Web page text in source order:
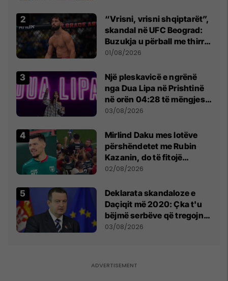
“Vrisni, vrisni shqiptarët”,
skandal në UFC Beograd:
Buzukja u përball me thirrje
anti-shqiptare nga
01/08/2026
Një pleskavicë e ngrënë
nga Dua Lipa në Prishtinë
në orën 04:28 të mëngjesit
- dhe bota digjitale serbe
03/08/2026
Mirlind Daku mes lotëve
përshëndetet me Rubin
Kazanin, do të fitojë
miliona te Spartak Moska
02/08/2026
​Deklarata skandaloze e
Daçiqit më 2020: Çka t'u
bëjmë serbëve që tregojnë
ku janë varrosur shqiptarët
03/08/2026